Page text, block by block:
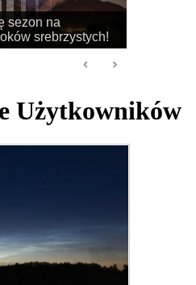
sezon na
srebrzystych!
Użytkowników